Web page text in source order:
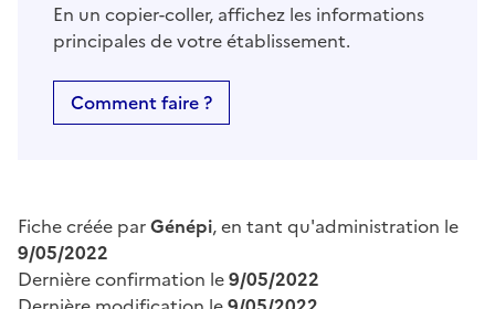
En un copier-coller, affichez les informations
principales de votre établissement.
Comment faire ?
Fiche créée parGénépi, en tant qu'administration le
9/05/2022
Dernière confirmation le9/05/2022